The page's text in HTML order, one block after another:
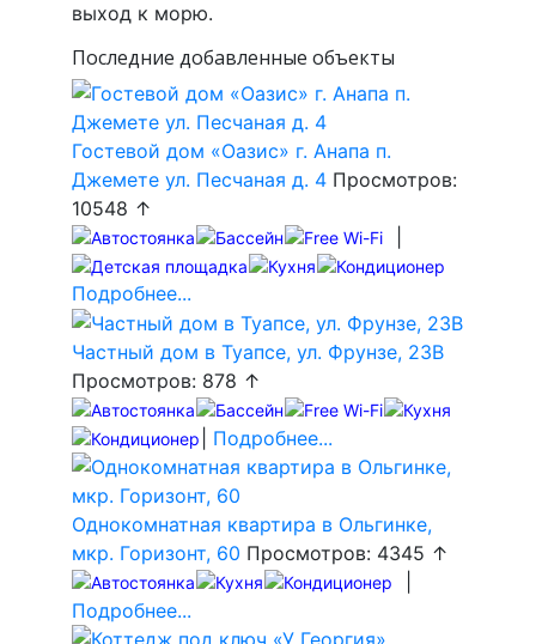
выход к морю.
Последние добавленные объекты
Гостевой дом «Оазис» г. Анапа п.
Джемете ул. Песчаная д. 4 Просмотров:
10548 ↑
Подробнее...
Частный дом в Туапсе, ул. Фрунзе, 23В
Просмотров: 878 ↑
Подробнее...
Однокомнатная квартира в Ольгинке,
мкр. Горизонт, 60 Просмотров: 4345 ↑
Подробнее...